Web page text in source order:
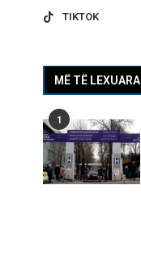
TIKTOK
MË TË LEXUARA
1